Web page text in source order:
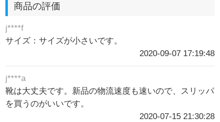
商品の評価
j****f
サイズ：サイズが小さいです。
2020-09-07 17:19:48
j****a
靴は大丈夫です。新品の物流速度も速いので、スリッパ
を買うのがいいです。
2020-07-15 21:30:28